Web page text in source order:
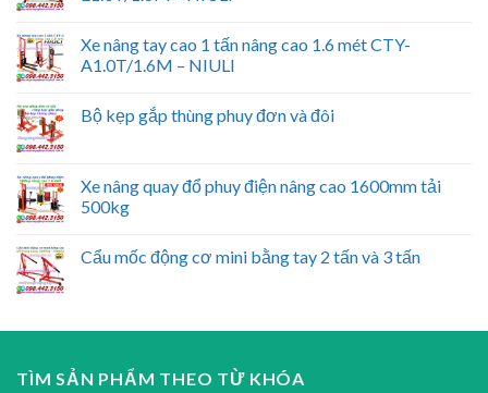
Xe nâng tay cao 1 tấn nâng cao 1.6 mét CTY-
A1.0T/1.6M – NIULI
Bộ kẹp gắp thùng phuy đơn và đôi
Xe nâng quay đổ phuy điện nâng cao 1600mm tải
500kg
Cẩu mốc động cơ mini bằng tay 2 tấn và 3 tấn
TÌM SẢN PHẨM THEO TỪ KHÓA